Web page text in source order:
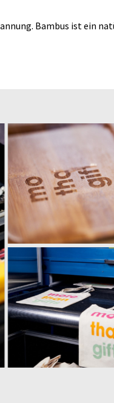
Bambus ist ein